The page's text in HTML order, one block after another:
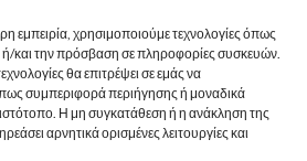
εμπειρία, χρησιμοποιούμε τεχνολογίες όπως
και την πρόσβαση σε πληροφορίες συσκευών.
θα επιτρέψει σε εμάς να
συμπεριφορά περιήγησης ή μοναδικά
Η μη συγκατάθεση ή η ανάκληση της
αρνητικά ορισμένες λειτουργίες και